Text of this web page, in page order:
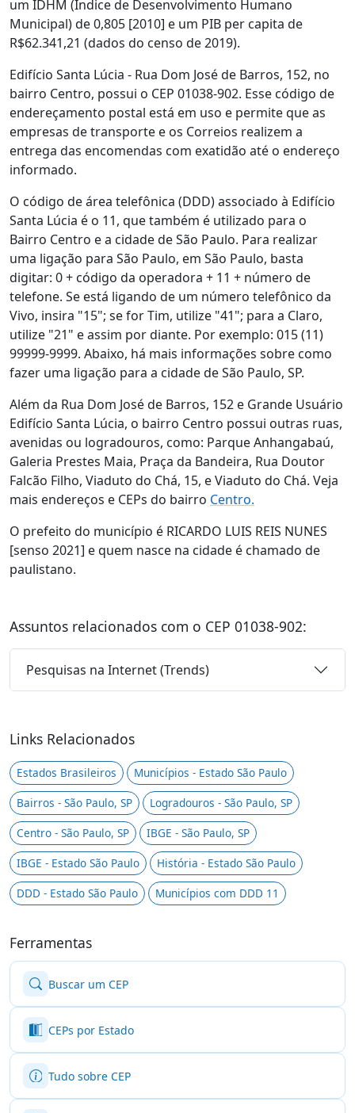
um IDHM (Índice de Desenvolvimento Humano
Municipal) de 0,805 [2010] e um PIB per capita de
R$62.341,21 (dados do censo de 2019).
Edifício Santa Lúcia - Rua Dom José de Barros, 152, no
bairro Centro, possui o CEP 01038-902. Esse código de
endereçamento postal está em uso e permite que as
empresas de transporte e os Correios realizem a
entrega das encomendas com exatidão até o endereço
informado.
O código de área telefônica (DDD) associado à Edifício
Santa Lúcia é o 11, que também é utilizado para o
Bairro Centro e a cidade de São Paulo. Para realizar
uma ligação para São Paulo, em São Paulo, basta
digitar: 0 + código da operadora + 11 + número de
telefone. Se está ligando de um número telefônico da
Vivo, insira "15"; se for Tim, utilize "41"; para a Claro,
utilize "21" e assim por diante. Por exemplo: 015 (11)
99999-9999. Abaixo, há mais informações sobre como
fazer uma ligação para a cidade de São Paulo, SP.
Além da Rua Dom José de Barros, 152 e Grande Usuário
Edifício Santa Lúcia, o bairro Centro possui outras ruas,
avenidas ou logradouros, como: Parque Anhangabaú,
Galeria Prestes Maia, Praça da Bandeira, Rua Doutor
Falcão Filho, Viaduto do Chá, 15, e Viaduto do Chá. Veja
mais endereços e CEPs do bairro Centro.
O prefeito do município é RICARDO LUIS REIS NUNES
[senso 2021] e quem nasce na cidade é chamado de
paulistano.
Assuntos relacionados com o CEP 01038-902:
Pesquisas na Internet (Trends)
Links Relacionados
Estados Brasileiros
Municípios - Estado São Paulo
Bairros - São Paulo, SP
Logradouros - São Paulo, SP
Centro - São Paulo, SP
IBGE - São Paulo, SP
IBGE - Estado São Paulo
História - Estado São Paulo
DDD - Estado São Paulo
Municípios com DDD 11
Ferramentas
Buscar um CEP
CEPs por Estado
Tudo sobre CEP